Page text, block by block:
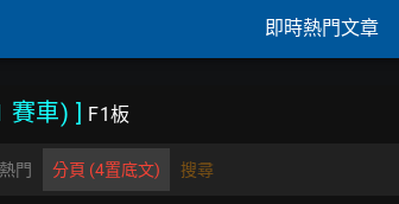
即時熱門文章
賽車) ] F1板
熱門 分頁 (4置底文) 搜尋